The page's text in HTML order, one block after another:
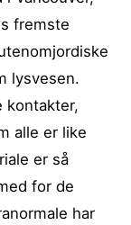
fremste
lysvesen.
kontakter,
alle er like
er så
for de
har